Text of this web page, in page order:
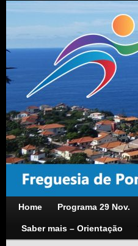
Home Programa 29 Nov.
Saber mais – Orientação